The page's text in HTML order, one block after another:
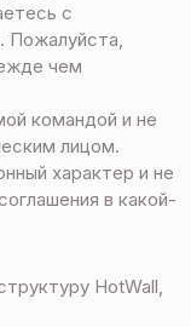
с
Пожалуйста,
чем
командой и не
лицом.
характер и не
в какой-
HotWall,